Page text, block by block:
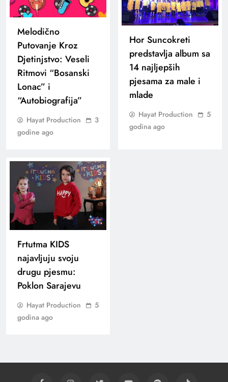
Melodično
Putovanje Kroz
Djetinjstvo: Veseli
Ritmovi “Bosanski
Lonac” i
“Autobiografija”
Hayat Production
3
godine ago
Hor Suncokreti
predstavlja album sa
14 najljepših
pjesama za male i
mlade
Hayat Production
5
godina ago
Frtutma KIDS
najavljuju svoju
drugu pjesmu:
Poklon Sarajevu
Hayat Production
5
godina ago